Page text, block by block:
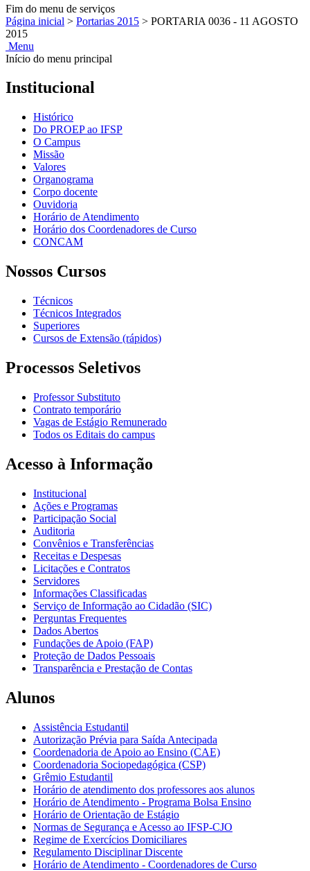
Fim do menu de serviços
Página inicial > Portarias 2015 > PORTARIA 0036 - 11 AGOSTO
2015
Menu
Início do menu principal
Institucional
Histórico
Do PROEP ao IFSP
O Campus
Missão
Valores
Organograma
Corpo docente
Ouvidoria
Horário de Atendimento
Horário dos Coordenadores de Curso
CONCAM
Nossos Cursos
Técnicos
Técnicos Integrados
Superiores
Cursos de Extensão (rápidos)
Processos Seletivos
Professor Substituto
Contrato temporário
Vagas de Estágio Remunerado
Todos os Editais do campus
Acesso à Informação
Institucional
Ações e Programas
Participação Social
Auditoria
Convênios e Transferências
Receitas e Despesas
Licitações e Contratos
Servidores
Informações Classificadas
Serviço de Informação ao Cidadão (SIC)
Perguntas Frequentes
Dados Abertos
Fundações de Apoio (FAP)
Proteção de Dados Pessoais
Transparência e Prestação de Contas
Alunos
Assistência Estudantil
Autorização Prévia para Saída Antecipada
Coordenadoria de Apoio ao Ensino (CAE)
Coordenadoria Sociopedagógica (CSP)
Grêmio Estudantil
Horário de atendimento dos professores aos alunos
Horário de Atendimento - Programa Bolsa Ensino
Horário de Orientação de Estágio
Normas de Segurança e Acesso ao IFSP-CJO
Regime de Exercícios Domiciliares
Regulamento Disciplinar Discente
Horário de Atendimento - Coordenadores de Curso